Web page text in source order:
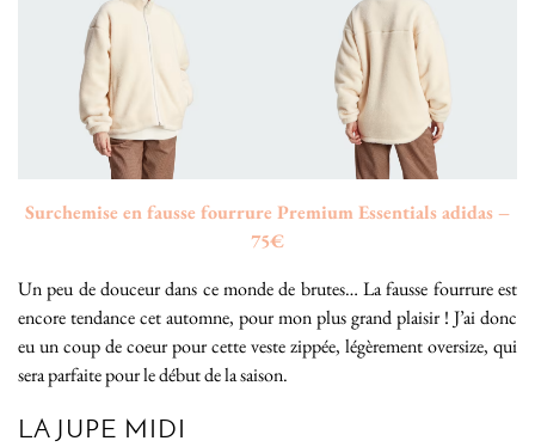
Surchemise en fausse fourrure Premium Essentials adidas –
75€
Un peu de douceur dans ce monde de brutes… La fausse fourrure est
encore tendance cet automne, pour mon plus grand plaisir ! J’ai donc
eu un coup de coeur pour cette veste zippée, légèrement oversize, qui
sera parfaite pour le début de la saison.
LA JUPE MIDI